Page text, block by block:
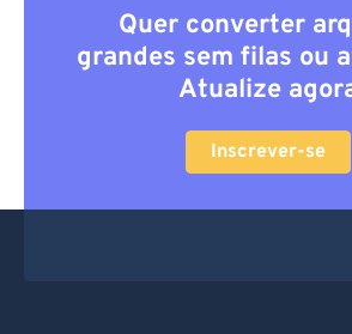
Quer converter
grandes sem filas ou
Atualize
Inscrever-se